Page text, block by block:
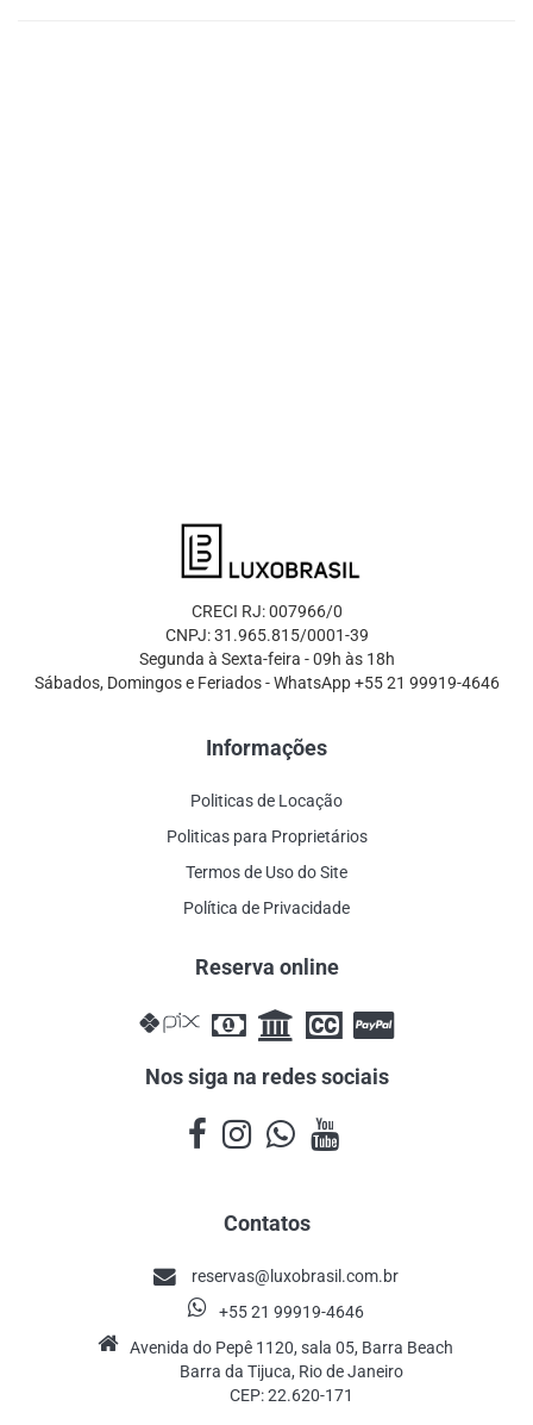
CRECI RJ: 007966/0
CNPJ: 31.965.815/0001-39
Segunda à Sexta-feira - 09h às 18h
Sábados, Domingos e Feriados - WhatsApp +55 21 99919-4646
Informações
Politicas de Locação
Politicas para Proprietários
Termos de Uso do Site
Política de Privacidade
Reserva online
Nos siga na redes sociais
Contatos
reservas@luxobrasil.com.br
+55 21 99919-4646
Avenida do Pepê 1120, sala 05, Barra Beach
Barra da Tijuca, Rio de Janeiro
CEP: 22.620-171